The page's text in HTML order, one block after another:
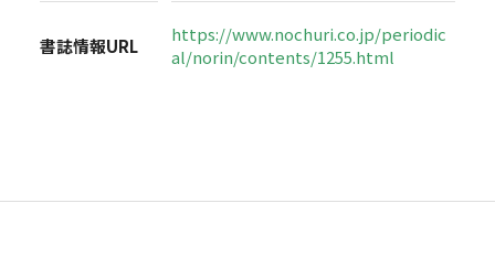
書誌情報URL
https://www.nochuri.co.jp/periodic
al/norin/contents/1255.html